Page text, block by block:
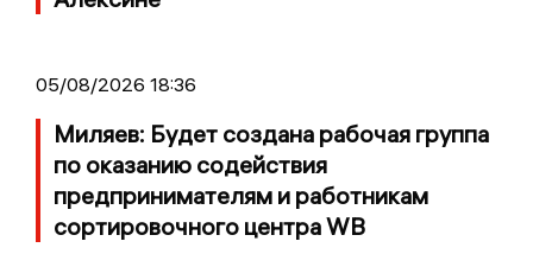
05/08/2026 18:36
Миляев: Будет создана рабочая группа
по оказанию содействия
предпринимателям и работникам
сортировочного центра WB